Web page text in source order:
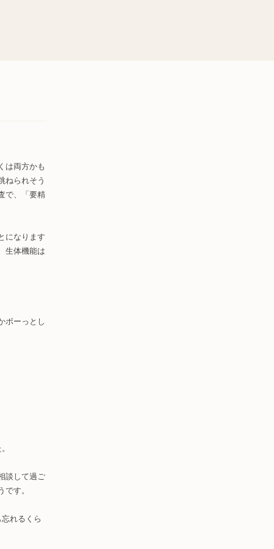
は両方かも
ねられそう
で、「要精
になります
生体機能は
ボーっとし
談して過ご
す。
れるくら